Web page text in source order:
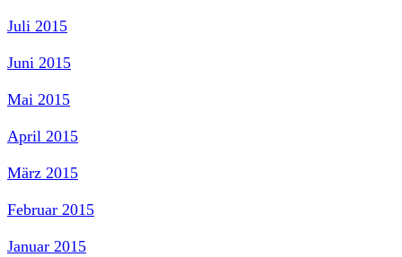
Juli 2015
Juni 2015
Mai 2015
April 2015
März 2015
Februar 2015
Januar 2015